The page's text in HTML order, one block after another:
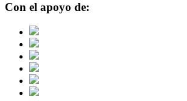
Con el apoyo de: